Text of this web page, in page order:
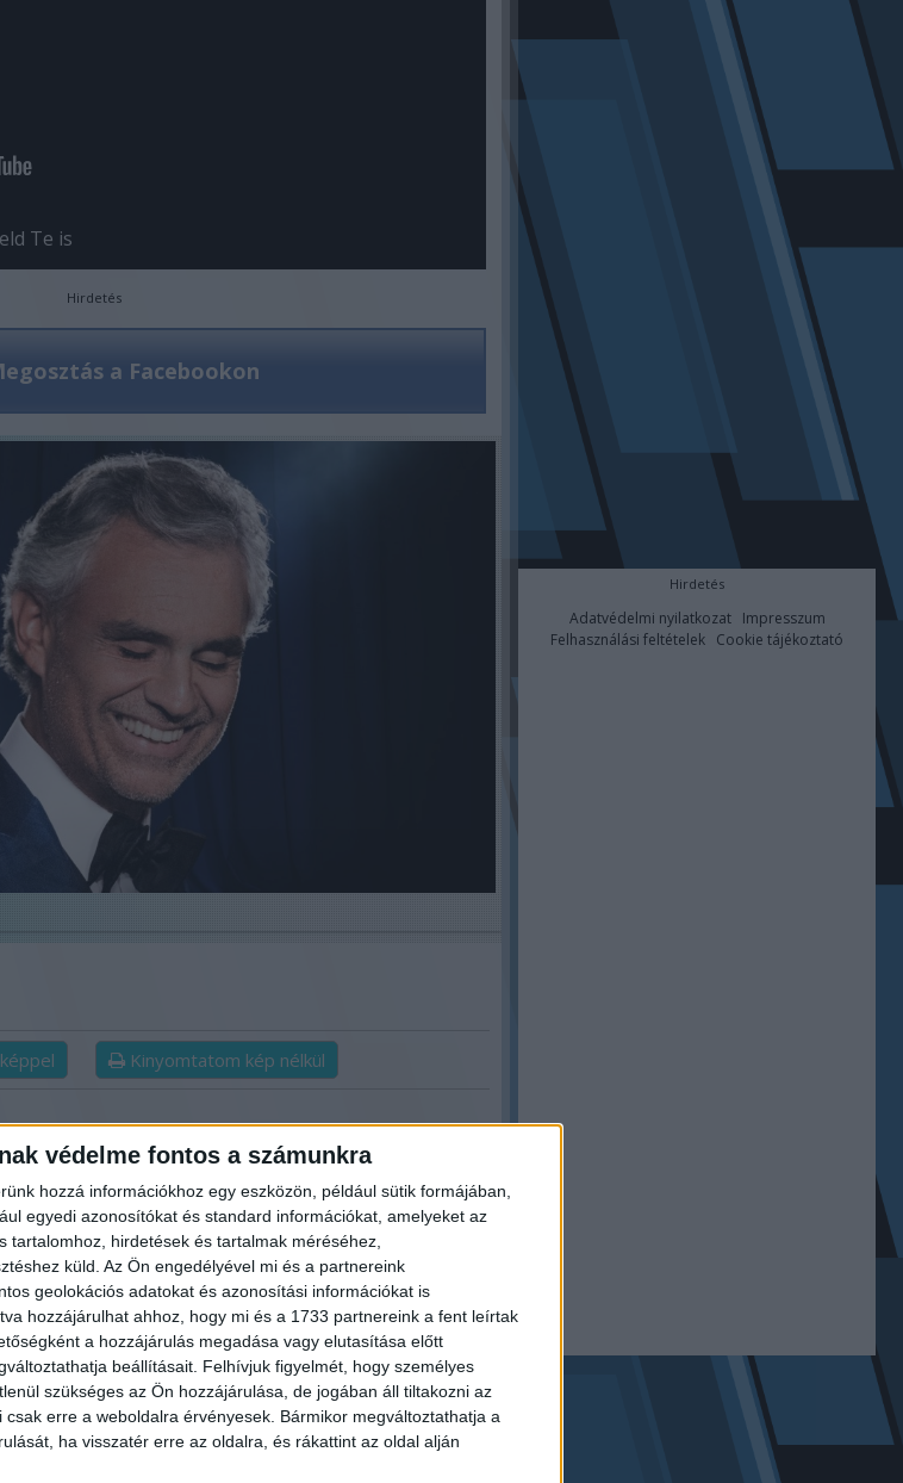
védelme fontos a számunkra
hozzá információkhoz egy eszközön, például sütik formájában,
egyedi azonosítókat és standard információkat, amelyeket az
hirdetések és tartalmak méréséhez,
küld. Az Ön engedélyével mi és a partnereink
geolokációs adatokat és azonosítási információkat is
hozzájárulhat ahhoz, hogy mi és a 1733 partnereink a fent leírtak
a hozzájárulás megadása vagy elutasítása előtt
beállításait. Felhívjuk figyelmét, hogy személyes
szükséges az Ön hozzájárulása, de jogában áll tiltakozni az
erre a weboldalra érvényesek. Bármikor megváltoztathatja a
ha visszatér erre az oldalra, és rákattint az oldal alján
Hirdetés
Adatvédelmi nyilatkozat Impresszum
Felhasználási feltételek Cookie tájékoztató
Te is
Hirdetés
a Facebookon
Kinyomtatom kép nélkül
Következő cikk:
Irigy Hónaljmirigy – Majka Mindenki táncol
paródia